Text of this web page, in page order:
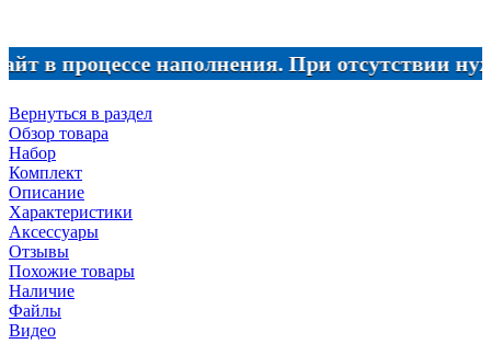
наполнения. При отсутствии
Вернуться в раздел
Обзор товара
Набор
Комплект
Описание
Характеристики
Аксессуары
Отзывы
Похожие товары
Наличие
Файлы
Видео